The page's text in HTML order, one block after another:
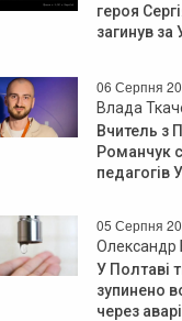
героя
загинув за
06 Серпня
Влада
Вчитель з
Романчук
педагогів
05 Серпня
Олександр
У Полтаві
зупинено
через